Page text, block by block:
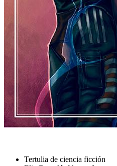
Tertulia de ciencia ficción